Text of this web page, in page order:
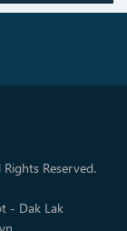
Reserved.
- Dak Lak